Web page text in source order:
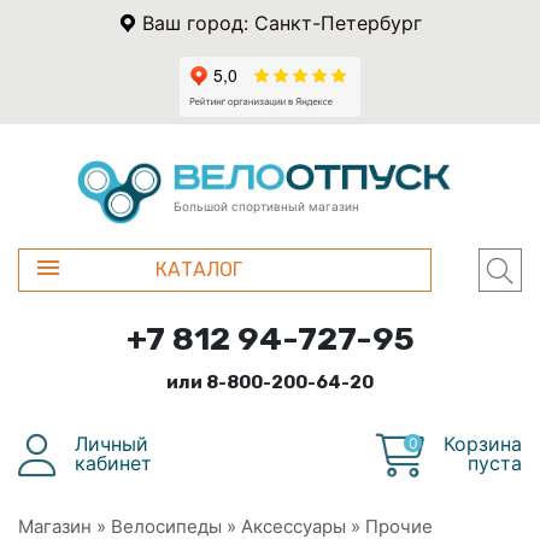
Ваш город: Санкт-Петербург
Большой спортивный магазин
КАТАЛОГ
+7 812 94-727-95
или 8-800-200-64-20
Личный
кабинет
0
Корзина
пуста
Магазин » Велосипеды » Аксессуары » Прочие